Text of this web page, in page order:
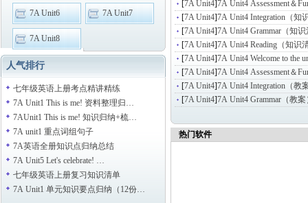
7A Unit6 7A Unit7
7A Unit8
人气排行
七年级英语上册考点精讲精练
7A Unit1 This is me! 资料整理归…
7AUnit1 This is me! 知识归纳+梳…
7A unit1 重点词组句子
7A英语全册知识点归纳总结
7A Unit5 Let's celebrate! …
七年级英语上册复习知识清单
7A Unit1 单元知识要点归纳（12份…
[7A Unit4]7A Unit4 Assessment＆
[7A Unit4]7A Unit4 Integration（知
[7A Unit4]7A Unit4 Grammar（知
[7A Unit4]7A Unit4 Reading（知识
[7A Unit4]7A Unit4 Welcome to the
[7A Unit4]7A Unit4 Assessment＆
[7A Unit4]7A Unit4 Integration（教
[7A Unit4]7A Unit4 Grammar（教案
热门软件